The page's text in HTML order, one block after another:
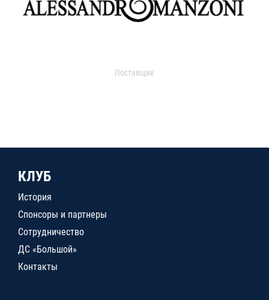
Поставщик
КЛУБ
История
Спонсоры и партнеры
Сотрудничество
ДС «Большой»
Контакты